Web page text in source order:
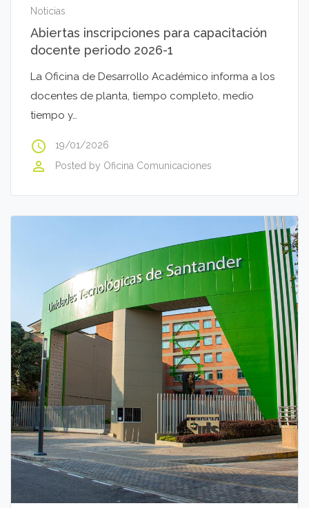
Noticias
Abiertas inscripciones para capacitación
docente periodo 2026-1
La Oficina de Desarrollo Académico informa a los
docentes de planta, tiempo completo, medio
tiempo y…
access_time 19/01/2026
perm_identity Posted by Oficina Comunicaciones